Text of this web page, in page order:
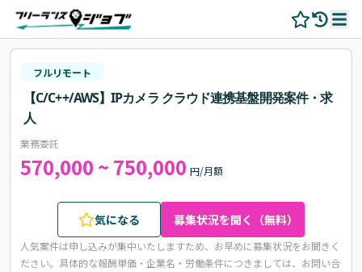
フルリモート
【C/C++/AWS】IPカメラ クラウド連携基盤開発案件・求
人
業務委託
570,000 ~ 750,000 円/月額
気になる 募集状況を聞く（無料）
人気案件は申し込みが集中いたしますため、お早めに募集状況をお聞きく
ださい。 具体的な報酬単価・企業名・労働条件につきましては、お問い合